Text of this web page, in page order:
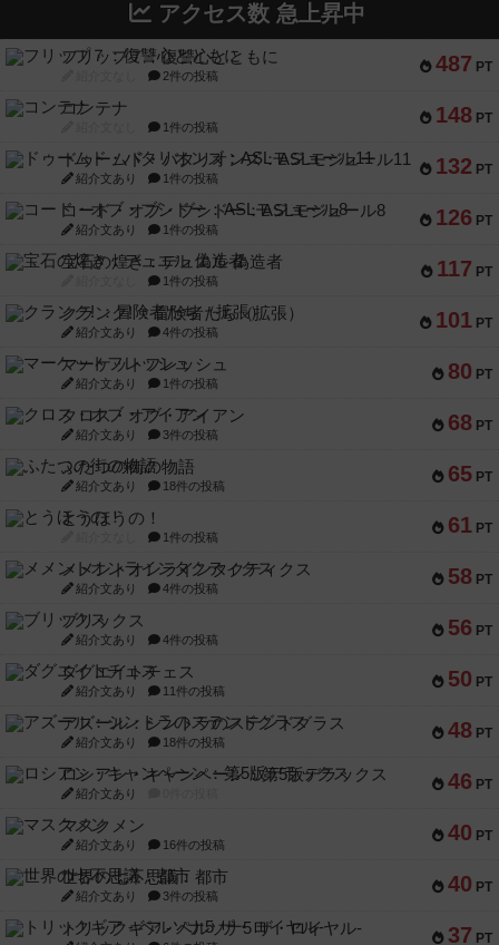
アクセス数 急上昇中
487 PT
フリップ７：復讐心とともに
2件の投稿
148 PT
コンテナ
1件の投稿
132 PT
ドゥームド・バタリオンズ：ASLモジュール11
紹介文あり 1件の投稿
126 PT
コード・オブ・ブシドー：ASLモジュール8
紹介文あり 1件の投稿
117 PT
宝石の煌き：デュエル 偽造者
1件の投稿
101 PT
クランク! ：冒険者たち（拡張）
紹介文あり 4件の投稿
80 PT
マーケットフレッシュ
紹介文あり 1件の投稿
68 PT
クロス・オブ・アイアン
紹介文あり 3件の投稿
65 PT
ふたつの街の物語
紹介文あり 18件の投稿
61 PT
とうほうの！
1件の投稿
58 PT
メメントオンラインタクティクス
紹介文あり 4件の投稿
56 PT
ブリックス
紹介文あり 4件の投稿
50 PT
ダグエイトチェス
紹介文あり 11件の投稿
48 PT
アズール：シントラのステンドグラス
紹介文あり 18件の投稿
46 PT
ロシアン・キャンペーン：第5版デラックス
紹介文あり
40 PT
マスクメン
紹介文あり 16件の投稿
40 PT
世界の七不思議：都市
紹介文あり 3件の投稿
37 PT
トリックギア - ペルソナ5 ザ・ロイヤル-